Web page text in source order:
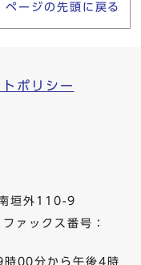
ページの先頭に戻る
ポリシー
垣外110-9
ファックス番号：
00分から午後4時